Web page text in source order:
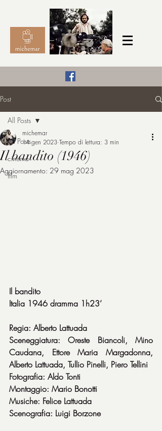
michemar
Post
All Posts
cinema
film
All Posts
Il bandito (1946)
michemar
14 gen 2023 Tempo di lettura: 3 min
Aggiornamento: 29 mag 2023
Il bandito
Italia 1946 dramma 1h23’
Regia: Alberto Lattuada
Sceneggiatura: Oreste Biancoli, Mino
Caudana, Ettore Maria Margadonna,
Alberto Lattuada, Tullio Pinelli, Piero Tellini
Fotografia: Aldo Tonti
Montaggio: Mario Bonotti
Musiche: Felice Lattuada
Scenografia: Luigi Borzone